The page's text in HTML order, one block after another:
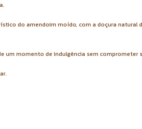
do amendoim moído, com a doçura natural
um momento de indulgência sem comprometer